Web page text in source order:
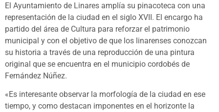
El Ayuntamiento de Linares amplía su pinacoteca con una
representación de la ciudad en el siglo XVII. El encargo ha
partido del área de Cultura para reforzar el patrimonio
municipal y con el objetivo de que los linarenses conozcan
su historia a través de una reproducción de una pintura
original que se encuentra en el municipio cordobés de
Fernández Núñez.
«Es interesante observar la morfología de la ciudad en ese
tiempo, y como destacan imponentes en el horizonte la